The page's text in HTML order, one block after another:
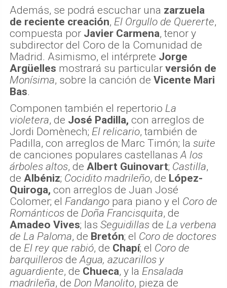
Además, se podrá escuchar una zarzuela
de reciente creación, El Orgullo de Quererte,
compuesta por Javier Carmena, tenor y
subdirector del Coro de la Comunidad de
Madrid. Asimismo, el intérprete Jorge
Argüelles mostrará su particular versión de
Monísima, sobre la canción de Vicente Mari
Bas.
Componen también el repertorio La
violetera, de José Padilla, con arreglos de
Jordi Domènech; El relicario, también de
Padilla, con arreglos de Marc Timón; la suite
de canciones populares castellanas A los
árboles altos, de Albert Guinovart; Castilla,
de Albéniz; Cocidito madrileño, de López-
Quiroga, con arreglos de Juan José
Colomer; el Fandango para piano y el Coro de
Románticos de Doña Francisquita, de
Amadeo Vives; las Seguidillas de La verbena
de La Paloma, de Bretón; el Coro de doctores
de El rey que rabió, de Chapí; el Coro de
barquilleros de Agua, azucarillos y
aguardiente, de Chueca, y la Ensalada
madrileña, de Don Manolito, pieza de